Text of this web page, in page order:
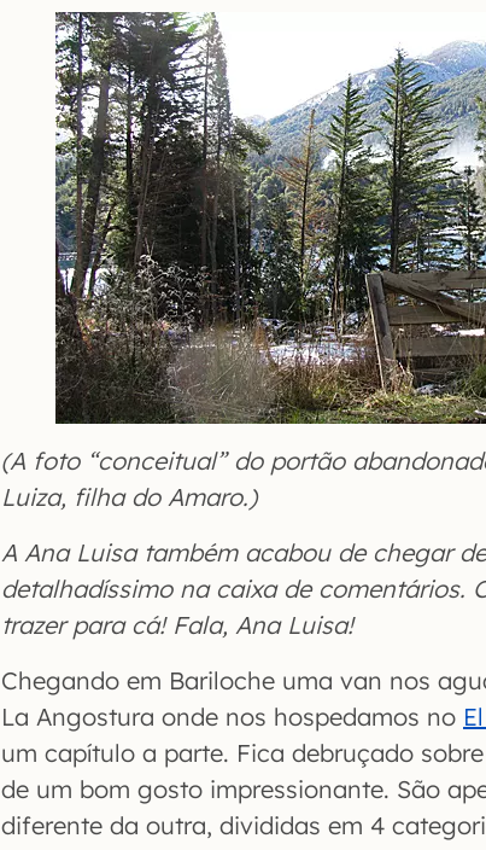
(A foto “conceitual” do portão
Luiza, filha do Amaro.)
A Ana Luisa também acabou de chegar
detalhadíssimo na caixa de comentários.
trazer para cá! Fala, Ana Luisa!
Chegando em Bariloche uma van nos
La Angostura onde nos hospedamos no
um capítulo a parte. Fica debruçado
de um bom gosto impressionante. São
diferente da outra, divididas em 4